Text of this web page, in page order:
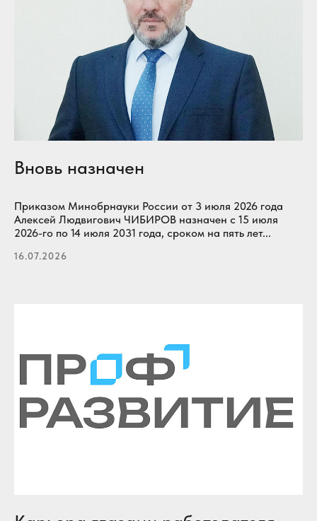
Вновь назначен
Приказом Минобрнауки России от 3 июля 2026 года
Алексей Людвигович ЧИБИРОВ назначен с 15 июля
2026-го по 14 июля 2031 года, сроком на пять лет...
16.07.2026